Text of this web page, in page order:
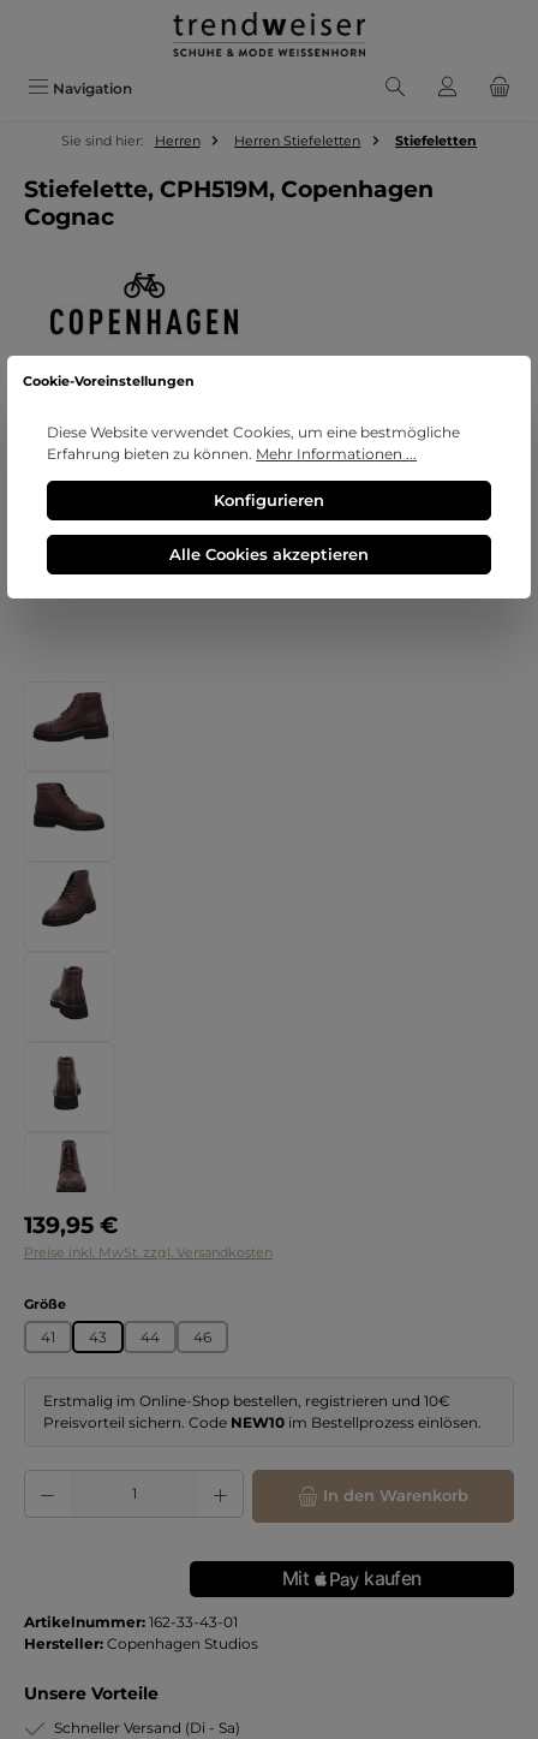
Zum Hauptinhalt springen
Navigation
Sie sind hier: Herren Herren Stiefeletten Stiefeletten
Stiefelette, CPH519M, Copenhagen
Cognac
Regulärer Preis:
139,95 €
Preise inkl. MwSt. zzgl. Versandkosten
Größeauswählen
41 43 44 46
Erstmalig im Online-Shop bestellen, registrieren und 10€
Preisvorteil sichern. Code NEW10 im Bestellprozess einlösen.
Produkt Anzahl: Gib den gewünschten Wert ein oder benutze die
In den Warenkorb
Artikelnummer: 162-33-43-01
Hersteller: Copenhagen Studios
Unsere Vorteile
Schneller Versand (Di - Sa)
Cookie-Voreinstellungen
Diese Website verwendet Cookies, um eine bestmögliche
Erfahrung bieten zu können. Mehr Informationen ...
Konfigurieren
Alle Cookies akzeptieren